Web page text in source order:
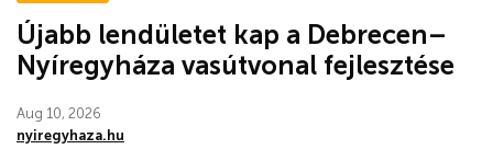
Újabb lendületet kap a Debrecen–
Nyíregyháza vasútvonal fejlesztése
Aug 10, 2026
nyiregyhaza.hu